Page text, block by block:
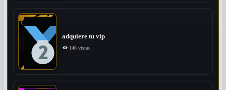
adquiere tu vip
146 vistas